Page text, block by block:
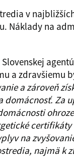
v
Náklady na
a zdravšiemu
a zároveň
Za
na
najmä k